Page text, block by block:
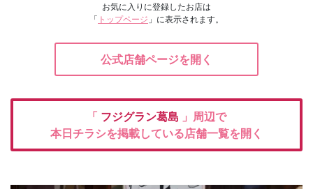
お気に入りに登録したお店は
「 トップページ 」に表示されます。
公式店舗ページを開く
「 フジグラン葛島 」周辺で
本日チラシを掲載している店舗一覧を開く